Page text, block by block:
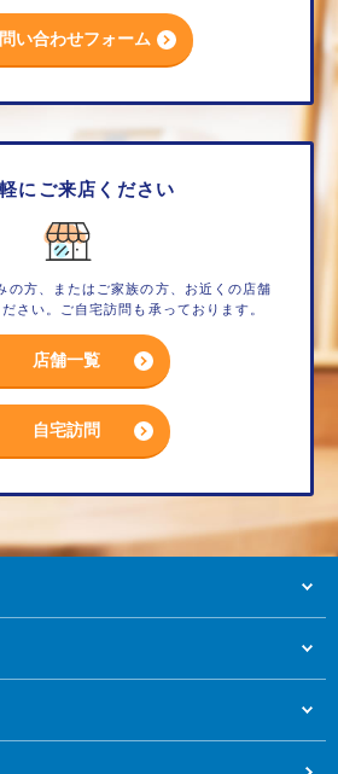
い合わせフォーム
にご来店ください
の方、またはご家族の方、お近くの店舗
さい。ご自宅訪問も承っております。
店舗一覧
自宅訪問